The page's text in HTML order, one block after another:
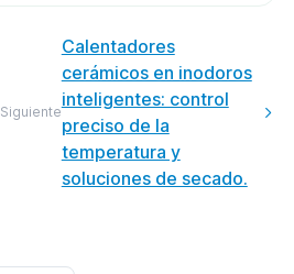
Siguiente
Calentadores
cerámicos en inodoros
inteligentes: control
preciso de la
temperatura y
soluciones de secado.